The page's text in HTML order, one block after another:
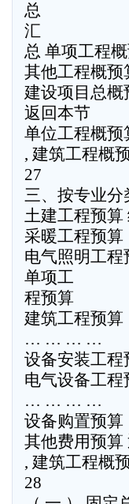
总
汇
总 单项工程
其他工程概预
建设项目总概
返回本节
单位工程概预
, 建筑工程概
27
三、按专业分
土建工程预算
采暖工程预算
电气照明工程
单项工
程预算
建筑工程预算
… … … …
设备安装工程
电气设备工程
… … … …
设备购置预算
其他费用预算
, 建筑工程概
28